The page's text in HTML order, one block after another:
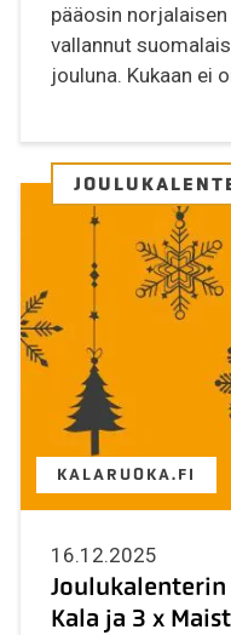
pääosin
vallannut
jouluna. Kukaan ei
KALARUOKA.FI
16.12.2025
Kala ja 3 x